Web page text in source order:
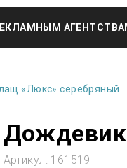
«Люкс» серебряный
Артикул: 161519